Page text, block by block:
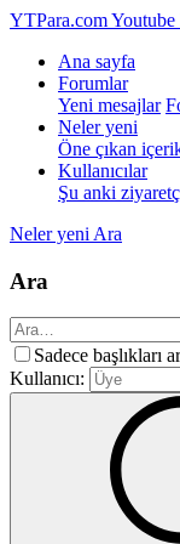
YTPara.comYoutube
Ana sayfa
Forumlar
Yeni mesajlar
Neler yeni
Öne çıkan
Kullanıcılar
Şu anki
Neler yeni Ara
Ara
Sadece başlıkları
Kullanıcı: